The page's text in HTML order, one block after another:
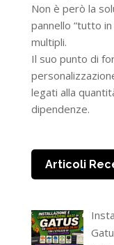
Non è però la
pannello “tutto
multipli.
Il suo punto di
legati alla
dipendenze.
Articoli